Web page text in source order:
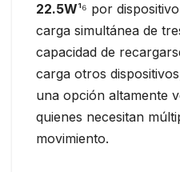
22.5W¹⁶ por
carga simultánea de
capacidad de
carga otros
una opción altamente
quienes necesitan
movimiento.